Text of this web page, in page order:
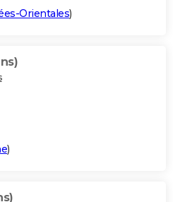
Orientales)
)